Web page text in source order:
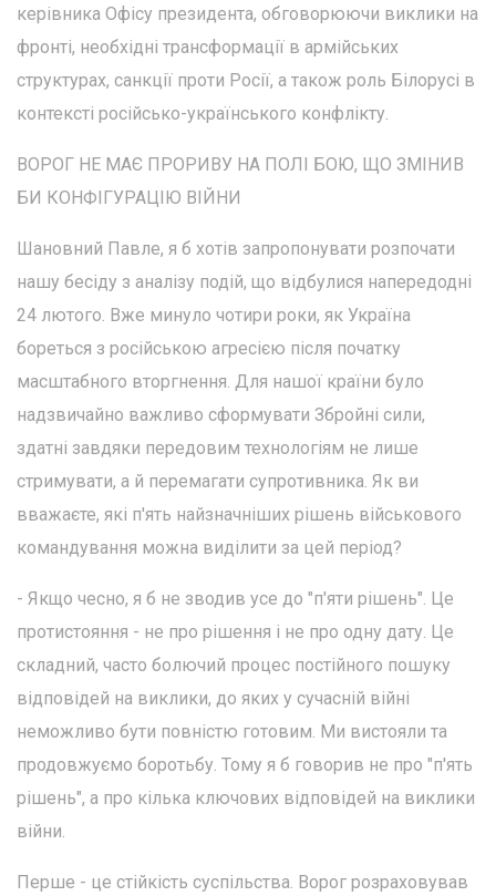
керівника Офісу президента, обговорюючи виклики на
фронті, необхідні трансформації в армійських
структурах, санкції проти Росії, а також роль Білорусі в
контексті російсько-українського конфлікту.
ВОРОГ НЕ МАЄ ПРОРИВУ НА ПОЛІ БОЮ, ЩО ЗМІНИВ
БИ КОНФІГУРАЦІЮ ВІЙНИ
Шановний Павле, я б хотів запропонувати розпочати
нашу бесіду з аналізу подій, що відбулися напередодні
24 лютого. Вже минуло чотири роки, як Україна
бореться з російською агресією після початку
масштабного вторгнення. Для нашої країни було
надзвичайно важливо сформувати Збройні сили,
здатні завдяки передовим технологіям не лише
стримувати, а й перемагати супротивника. Як ви
вважаєте, які п'ять найзначніших рішень військового
командування можна виділити за цей період?
- Якщо чесно, я б не зводив усе до "п'яти рішень". Це
протистояння - не про рішення і не про одну дату. Це
складний, часто болючий процес постійного пошуку
відповідей на виклики, до яких у сучасній війні
неможливо бути повністю готовим. Ми вистояли та
продовжуємо боротьбу. Тому я б говорив не про "п'ять
рішень", а про кілька ключових відповідей на виклики
війни.
Перше - це стійкість суспільства. Ворог розраховував